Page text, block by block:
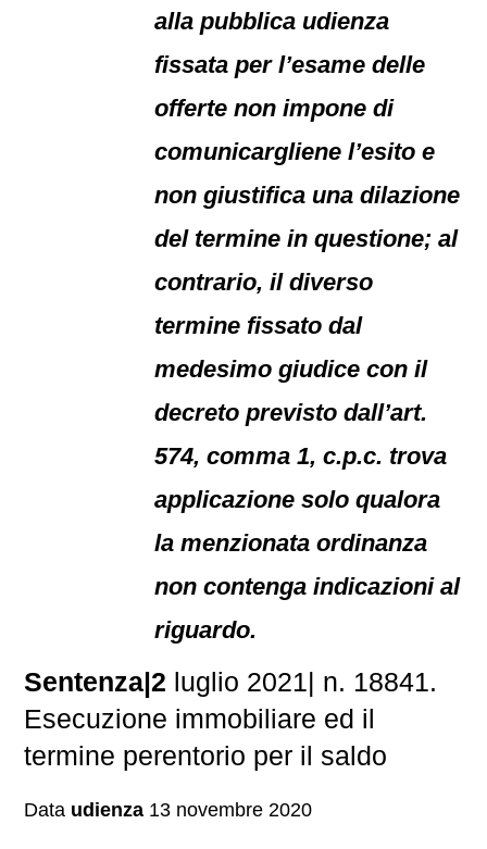
alla pubblica udienza
fissata per l’esame delle
offerte non impone di
comunicargliene l’esito e
non giustifica una dilazione
del termine in questione; al
contrario, il diverso
termine fissato dal
medesimo giudice con il
decreto previsto dall’art.
574, comma 1, c.p.c. trova
applicazione solo qualora
la menzionata ordinanza
non contenga indicazioni al
riguardo.
Sentenza|2 luglio 2021| n. 18841.
Esecuzione immobiliare ed il
termine perentorio per il saldo
Data udienza 13 novembre 2020